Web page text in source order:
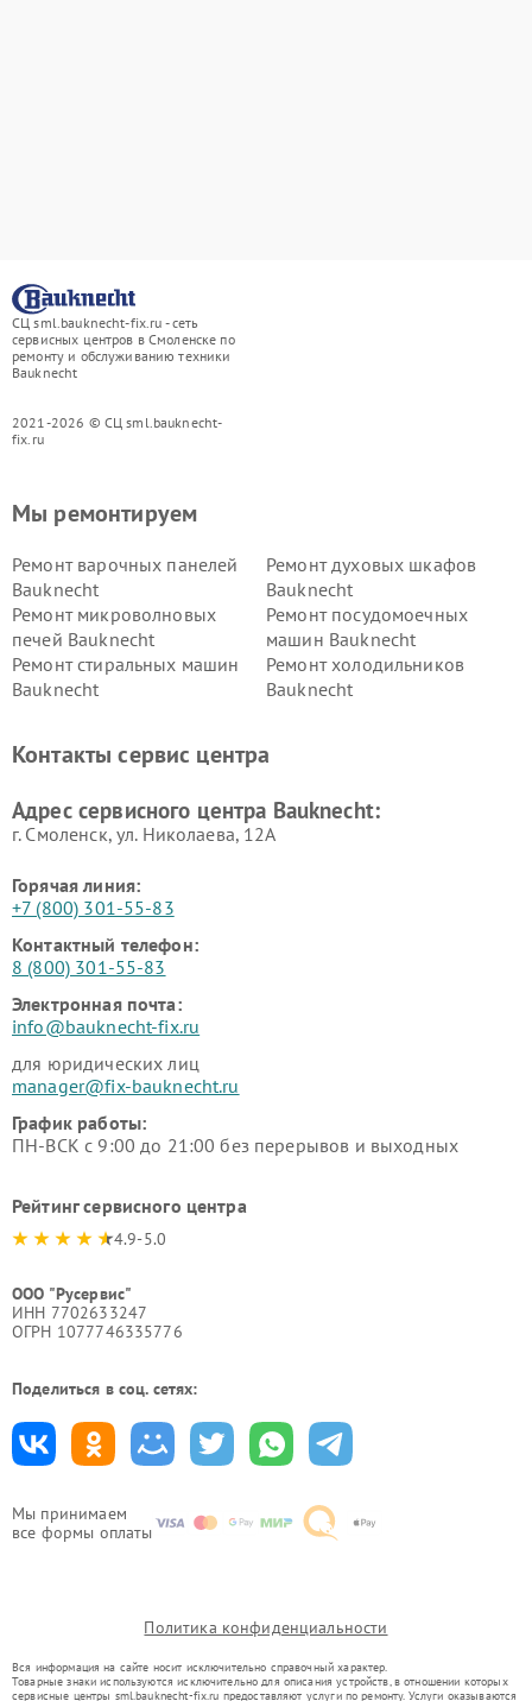
СЦ sml.bauknecht-fix.ru - сеть
сервисных центров в Смоленске по
ремонту и обслуживанию техники
Bauknecht
2021-2026 © СЦ sml.bauknecht-
fix.ru
Мы принимаем
все формы оплаты
Мы ремонтируем
Ремонт варочных панелей
Bauknecht
Ремонт духовых шкафов
Bauknecht
Ремонт микроволновых
печей Bauknecht
Ремонт посудомоечных
машин Bauknecht
Ремонт стиральных машин
Bauknecht
Ремонт холодильников
Bauknecht
Контакты сервис центра
Адрес сервисного центра Bauknecht:
г. Смоленск, ул. Николаева, 12А
Горячая линия:
+7 (800) 301-55-83
Контактный телефон:
8 (800) 301-55-83
Электронная почта:
info@bauknecht-fix.ru
для юридических лиц
manager@fix-bauknecht.ru
График работы:
ПН-ВСК с 9:00 до 21:00 без перерывов и выходных
Рейтинг сервисного центра
4.9-5.0
ООО "Русервис"
ИНН 7702633247
ОГРН 1077746335776
Поделиться в соц. сетях:
Политика конфиденциальности
Вся информация на сайте носит исключительно справочный характер.
Товарные знаки используются исключительно для описания устройств, в отношении которых
сервисные центры sml.bauknecht-fix.ru предоставляют услуги по ремонту. Услуги оказываются